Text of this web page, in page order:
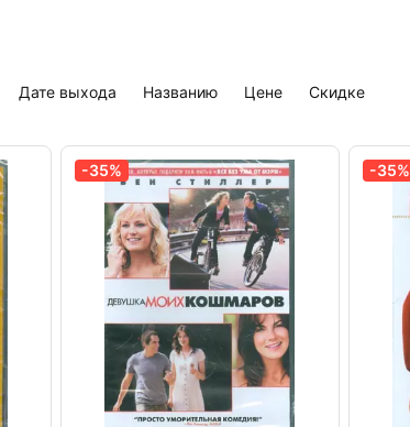
дате выхода названию цене скидке
-35% -35%